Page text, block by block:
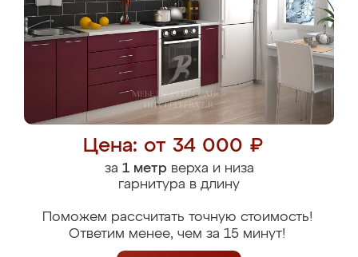
Цена: от 34 000 ₽
за 1 метрверха и низа
гарнитура в длину
Поможем рассчитать точную стоимость!
Ответим менее, чем за 15 минут!